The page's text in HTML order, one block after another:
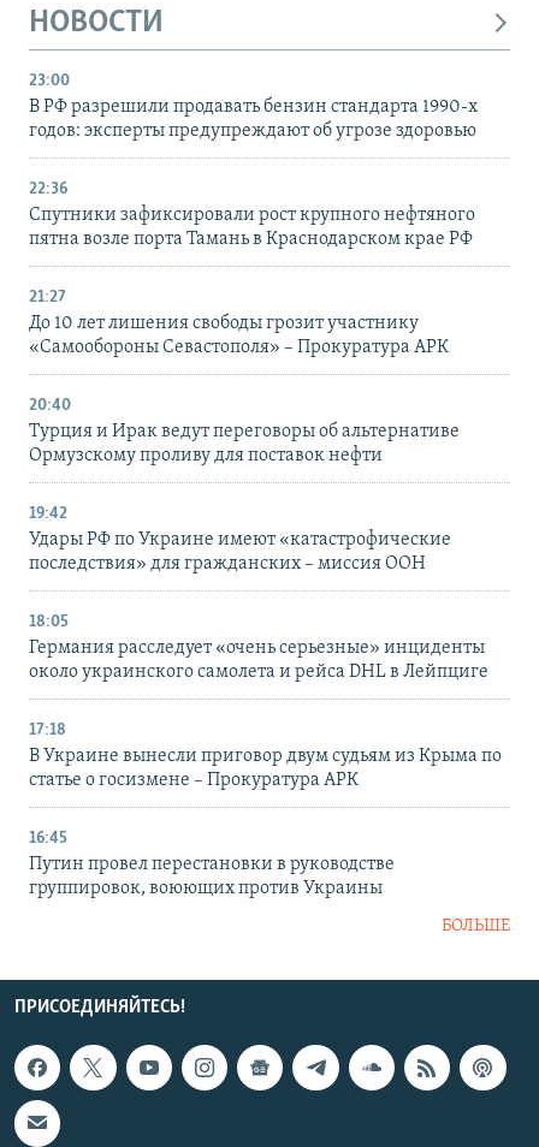
НОВОСТИ
23:00
В РФ разрешили продавать бензин стандарта 1990-х
годов: эксперты предупреждают об угрозе здоровью
22:36
Спутники зафиксировали рост крупного нефтяного
пятна возле порта Тамань в Краснодарском крае РФ
21:27
До 10 лет лишения свободы грозит участнику
«Самообороны Севастополя» – Прокуратура АРК
20:40
Турция и Ирак ведут переговоры об альтернативе
Ормузскому проливу для поставок нефти
19:42
Удары РФ по Украине имеют «катастрофические
последствия» для гражданских – миссия ООН
18:05
Германия расследует «очень серьезные» инциденты
около украинского самолета и рейса DHL в Лейпциге
17:18
В Украине вынесли приговор двум судьям из Крыма по
статье о госизмене – Прокуратура АРК
16:45
Путин провел перестановки в руководстве
группировок, воюющих против Украины
БОЛЬШЕ
ПРИСОЕДИНЯЙТЕСЬ!